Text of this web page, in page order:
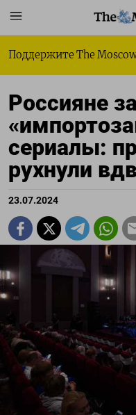
Поддержите The
Россияне
сериалы:
рухнули
23.07.2024